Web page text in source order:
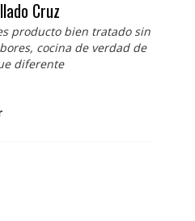
Cruz
producto bien tratado sin
cocina de verdad de
diferente